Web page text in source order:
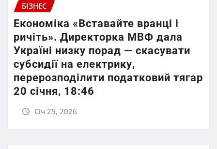
БІЗНЕС
Економіка «Вставайте вранці і
ричіть». Директорка МВФ дала
Україні низку порад — скасувати
субсидії на електрику,
перерозподілити податковий тягар
20 січня, 18:46
Січ 25, 2026